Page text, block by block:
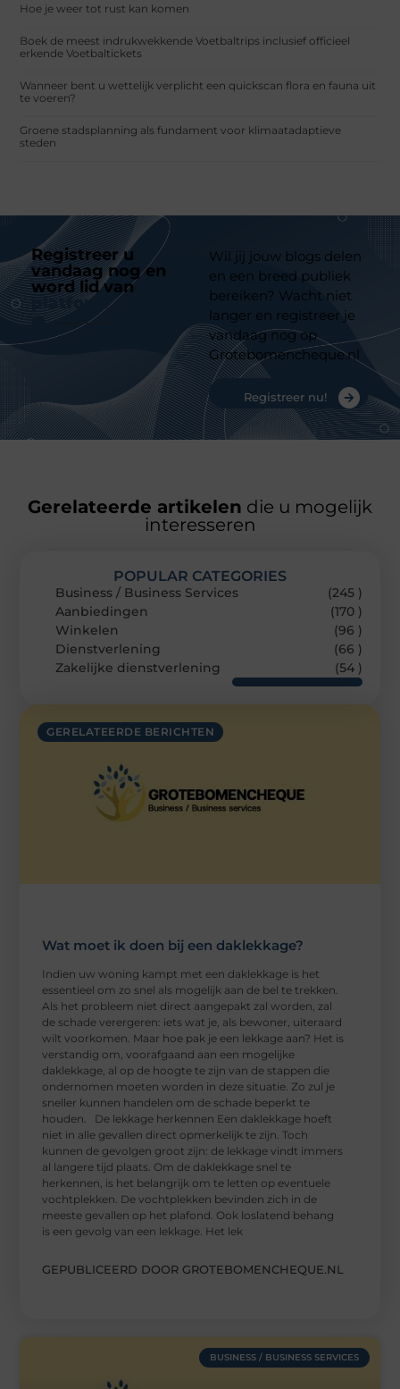
Hoe je weer tot rust kan komen
Boek de meest indrukwekkende Voetbaltrips inclusief officieel
erkende Voetbaltickets
Wanneer bent u wettelijk verplicht een quickscan flora en fauna uit
te voeren?
Groene stadsplanning als fundament voor klimaatadaptieve
steden
Registreer u
vandaag nog en
word lid van
platform
Wil jij jouw blogs delen
en een breed publiek
bereiken? Wacht niet
langer en registreer je
vandaag nog op
Grotebomencheque.nl
Registreer nu!
Gerelateerde artikelen die u mogelijk
interesseren
GERELATEERDE BERICHTEN
Wat moet ik doen bij een daklekkage?
Indien uw woning kampt met een daklekkage is het
essentieel om zo snel als mogelijk aan de bel te trekken.
Als het probleem niet direct aangepakt zal worden, zal
de schade verergeren: iets wat je, als bewoner, uiteraard
wilt voorkomen. Maar hoe pak je een lekkage aan? Het is
verstandig om, voorafgaand aan een mogelijke
daklekkage, al op de hoogte te zijn van de stappen die
ondernomen moeten worden in deze situatie. Zo zul je
sneller kunnen handelen om de schade beperkt te
houden. De lekkage herkennen Een daklekkage hoeft
niet in alle gevallen direct opmerkelijk te zijn. Toch
kunnen de gevolgen groot zijn: de lekkage vindt immers
al langere tijd plaats. Om de daklekkage snel te
herkennen, is het belangrijk om te letten op eventuele
vochtplekken. De vochtplekken bevinden zich in de
meeste gevallen op het plafond. Ook loslatend behang
is een gevolg van een lekkage. Het lek
GEPUBLICEERD DOOR GROTEBOMENCHEQUE.NL
POPULAR CATEGORIES
Business / Business Services
(245 )
Aanbiedingen
(170 )
Winkelen
(96 )
Dienstverlening
(66 )
Zakelijke dienstverlening
(54 )
BUSINESS / BUSINESS SERVICES